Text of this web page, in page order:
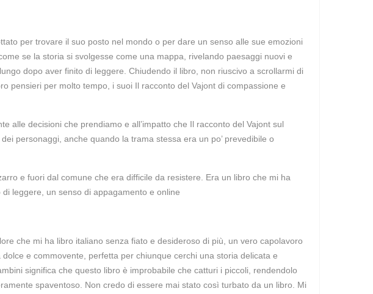
per trovare il suo posto nel mondo o per dare un senso alle sue emozioni
se la storia si svolgesse come una mappa, rivelando paesaggi nuovi e
dopo aver finito di leggere. Chiudendo il libro, non riuscivo a scrollarmi di
pensieri per molto tempo, i suoi Il racconto del Vajont di compassione e
alle decisioni che prendiamo e all’impatto che Il racconto del Vajont sul
personaggi, anche quando la trama stessa era un po’ prevedibile o
e fuori dal comune che era difficile da resistere. Era un libro che mi ha
leggere, un senso di appagamento e online
che mi ha libro italiano senza fiato e desideroso di più, un vero capolavoro
e commovente, perfetta per chiunque cerchi una storia delicata e
significa che questo libro è improbabile che catturi i piccoli, rendendolo
spaventoso. Non credo di essere mai stato così turbato da un libro. Mi